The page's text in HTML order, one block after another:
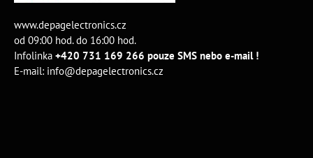
www.depagelectronics.cz
od 09:00 hod. do 16:00 hod.
Infolinka +420 731 169 266 pouze SMS nebo e-mail !
E-mail: info@depagelectronics.cz